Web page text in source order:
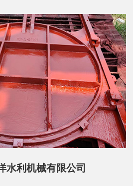
水利机械有限公司